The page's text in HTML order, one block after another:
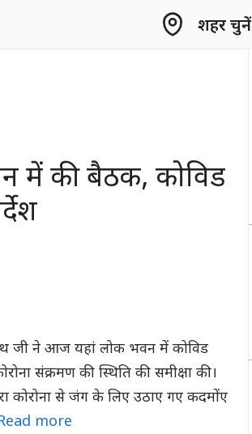
शहर चुनें
में की बैठक, कोविड
जी ने आज यहां लोक भवन में कोविड
संक्रमण की स्थिति की समीक्षा की।
कोरोना से जंग के लिए उठाए गए कदमोंए
more